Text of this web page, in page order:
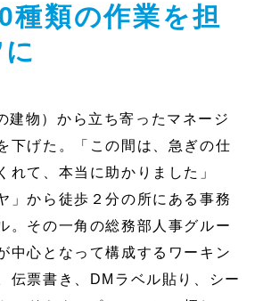
種類の作業を担
建物）から立ち寄ったマネージ
下げた。「この間は、急ぎの仕
れて、本当に助かりました」
」から徒歩２分の所にある事務
。その一角の総務部人事グルー
中心となって構成するワーキン
伝票書き、DMラベル貼り、シー